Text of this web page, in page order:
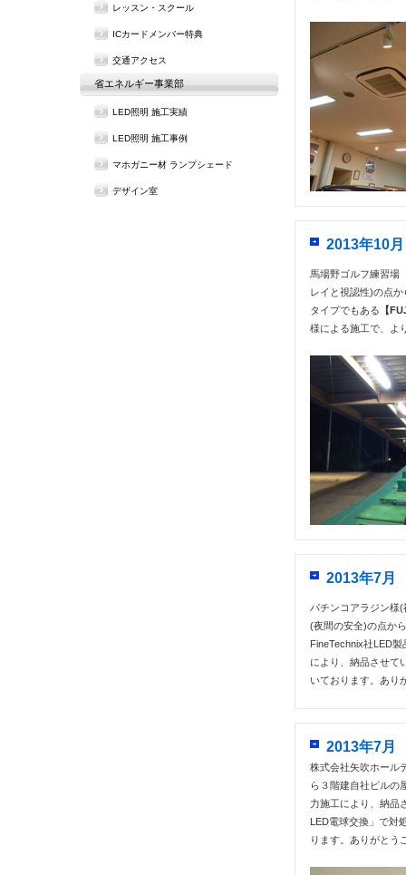
2013年10
馬場野ゴルフ練習場
レイと視認性)の点
タイプでもある 【
様による施工で、よ
2013年7
パチンコアラジン様
(夜間の安全)の点か
FineTechnix社LED
により、納品させて
いております。あり
2013年7
株式会社矢吹ホール
ら３階建自社ビルの
力施工により、納品
LED電球交換」で対
ります。ありがとう
レッスン・スクール
ICカードメンバー特典
交通アクセス
省エネルギー事業部
LED照明 施工実績
LED照明 施工事例
マホガニー材 ランプシェード
デザイン室